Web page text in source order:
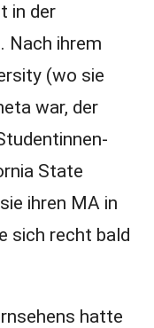
in der
Nach ihrem
(wo sie
war, der
State
ihren MA in
sich recht bald
hatte